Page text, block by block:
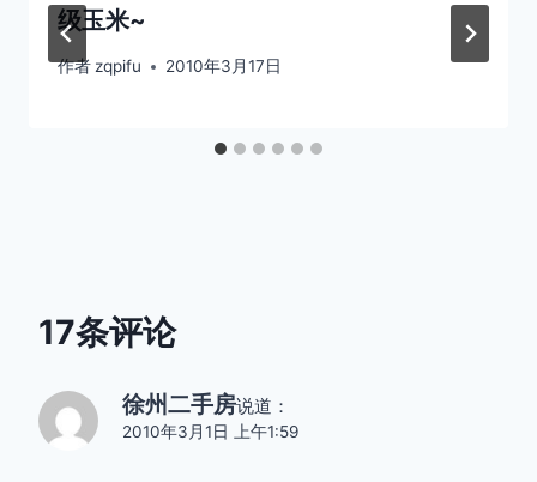
级玉米~
作者zqpifu 2010年3月17日
17条评论
徐州二手房说道：
2010年3月1日 上午1:59